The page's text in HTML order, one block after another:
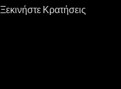
Ξεκινήστε Κρατήσεις